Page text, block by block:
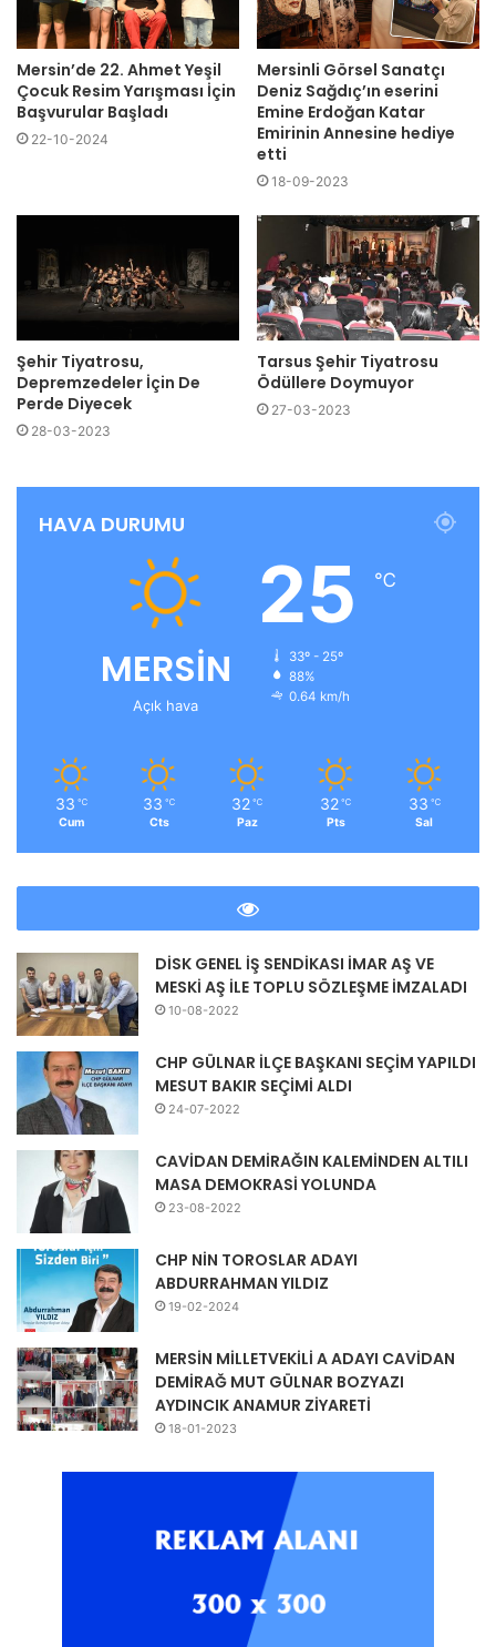
Mersin’de 22. Ahmet Yeşil
Çocuk Resim Yarışması İçin
Başvurular Başladı
22-10-2024
Mersinli Görsel Sanatçı
Deniz Sağdıç’ın eserini
Emine Erdoğan Katar
Emirinin Annesine hediye
etti
18-09-2023
Şehir Tiyatrosu,
Depremzedeler İçin De
Perde Diyecek
28-03-2023
Tarsus Şehir Tiyatrosu
Ödüllere Doymuyor
27-03-2023
HAVA DURUMU
MERSİN
Açık hava
25 ℃
33º - 25º
88%
0.64 km/h
33 ℃
Cum
33 ℃
Cts
32 ℃
Paz
32 ℃
Pts
33 ℃
Sal
DİSK GENEL İŞ SENDİKASI İMAR AŞ VE
MESKİ AŞ İLE TOPLU SÖZLEŞME İMZALADI
10-08-2022
CHP GÜLNAR İLÇE BAŞKANI SEÇİM YAPILDI
MESUT BAKIR SEÇİMİ ALDI
24-07-2022
CAVİDAN DEMİRAĞIN KALEMİNDEN ALTILI
MASA DEMOKRASİ YOLUNDA
23-08-2022
CHP NİN TOROSLAR ADAYI
ABDURRAHMAN YILDIZ
19-02-2024
MERSİN MİLLETVEKİLİ A ADAYI CAVİDAN
DEMİRAĞ MUT GÜLNAR BOZYAZI
AYDINCIK ANAMUR ZİYARETİ
18-01-2023